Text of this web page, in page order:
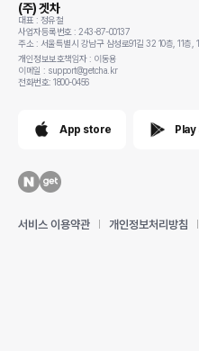
(주) 겟차
대표 : 정유철
사업자등록번호 : 243-87-00137
주소 : 서울특별시 강남구 삼성로91길 32 10층, 11층,
개인정보보호책임자 : 이동용
이메일 : support@getcha.kr
전화번호: 1800-0456
App store
서비스 이용약관 개인정보처리방침